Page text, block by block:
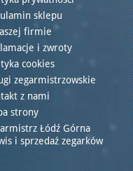
sklepu
firmie
i zwroty
cookies
zegarmistrzowskie
z nami
strony
Łódź Górna
i sprzedaż zegarków